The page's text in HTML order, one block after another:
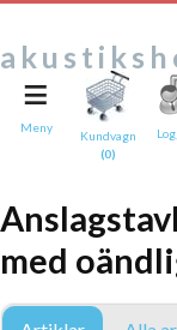
med
≡
Meny
Kundvagn
(0)